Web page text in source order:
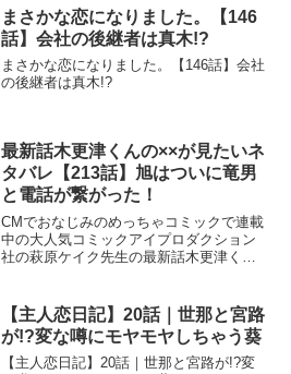
まさかな恋になりました。【146
話】会社の後継者は真木!?
まさかな恋になりました。【146話】会社
の後継者は真木!?
最新話木更津くんの××が見たいネ
タバレ【213話】旭はついに竜男
と電話が繋がった！
CMでおなじみのめっちゃコミックで連載
中の大人気コミックアイプロダクション
社の萩原ケイク先生の最新話木更津くん
【主人恋日記】20話｜世那と宮路
が!?変な噂にモヤモヤしちゃう葵
【主人恋日記】20話｜世那と宮路が!?変